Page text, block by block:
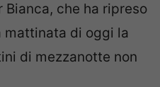
che ha ripreso
mattinata di oggi la
di mezzanotte non